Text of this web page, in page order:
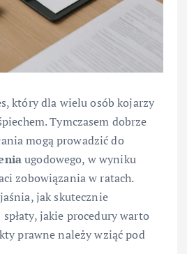
który dla wielu osób kojarzy
Tymczasem dobrze
mogą prowadzić do
ugodowego, w wyniku
zobowiązania w ratach.
jak skutecznie
jakie procedury warto
prawne należy wziąć pod